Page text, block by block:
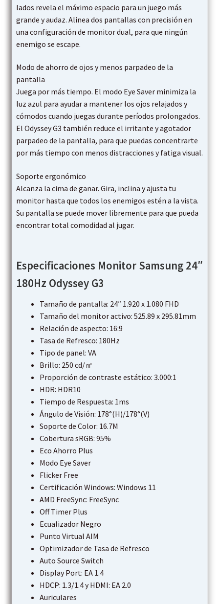
lados revela el máximo espacio para un juego más
grande y audaz. Alinea dos pantallas con precisión en
una configuración de monitor dual, para que ningún
enemigo se escape.
Modo de ahorro de ojos y menos parpadeo de la
pantalla
Juega por más tiempo. El modo Eye Saver minimiza la
luz azul para ayudar a mantener los ojos relajados y
cómodos cuando juegas durante períodos prolongados.
El Odyssey G3 también reduce el irritante y agotador
parpadeo de la pantalla, para que puedas concentrarte
por más tiempo con menos distracciones y fatiga visual.
Soporte ergonómico
Alcanza la cima de ganar. Gira, inclina y ajusta tu
monitor hasta que todos los enemigos estén a la vista.
Su pantalla se puede mover libremente para que pueda
encontrar total comodidad al jugar.
Especificaciones Monitor Samsung 24″
180Hz Odyssey G3
Tamaño de pantalla: 24″ 1.920 x 1.080 FHD
Tamaño del monitor activo: 525.89 x 295.81mm
Relación de aspecto: 16:9
Tasa de Refresco: 180Hz
Tipo de panel: VA
Brillo: 250 cd/㎡
Proporción de contraste estático: 3.000:1
HDR: HDR10
Tiempo de Respuesta: 1ms
Ángulo de Visión: 178°(H)/178°(V)
Soporte de Color: 16.7M
Cobertura sRGB: 95%
Eco Ahorro Plus
Modo Eye Saver
Flicker Free
Certificación Windows: Windows 11
AMD FreeSync: FreeSync
Off Timer Plus
Ecualizador Negro
Punto Virtual AIM
Optimizador de Tasa de Refresco
Auto Source Switch
Display Port: EA 1.4
HDCP: 1.3/1.4 y HDMI: EA 2.0
Auriculares